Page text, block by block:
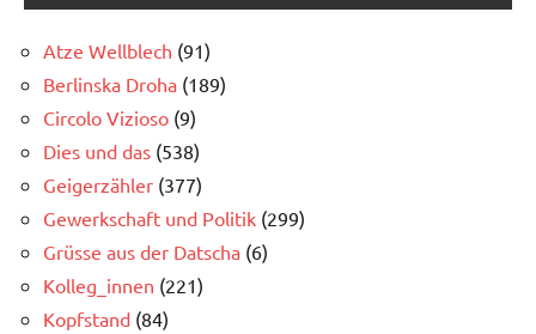
Atze Wellblech (91)
Berlinska Droha (189)
Circolo Vizioso (9)
Dies und das (538)
Geigerzähler (377)
Gewerkschaft und Politik (299)
Grüsse aus der Datscha (6)
Kolleg_innen (221)
Kopfstand (84)